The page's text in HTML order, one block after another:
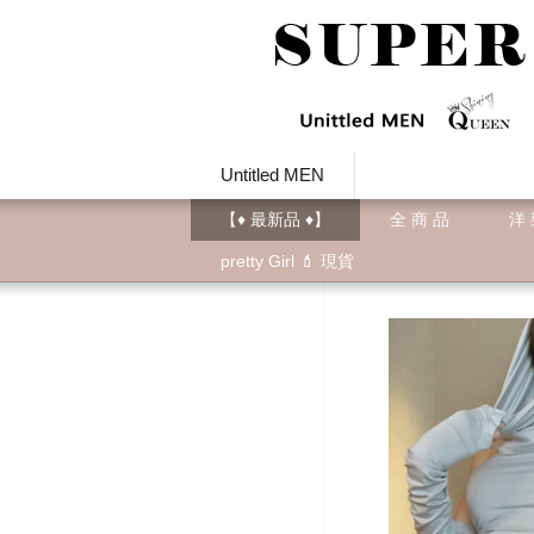
Untitled MEN
【♦ 最新品 ♦】 全 商 品 洋
pretty Girl 💄 現貨